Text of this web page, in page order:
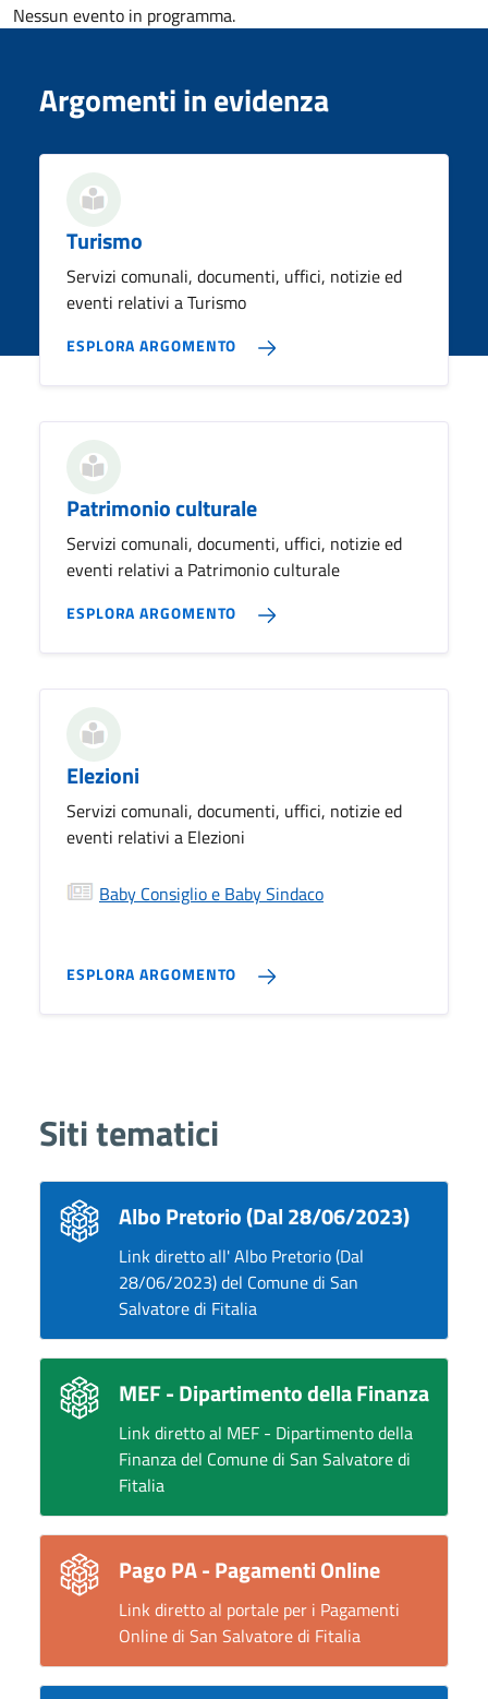
Nessun evento in programma.
Argomenti in evidenza
Turismo
Servizi comunali, documenti, uffici, notizie ed
eventi relativi a Turismo
ESPLORA ARGOMENTO
Patrimonio culturale
Servizi comunali, documenti, uffici, notizie ed
eventi relativi a Patrimonio culturale
ESPLORA ARGOMENTO
Elezioni
Servizi comunali, documenti, uffici, notizie ed
eventi relativi a Elezioni
Baby Consiglio e Baby Sindaco
ESPLORA ARGOMENTO
Siti tematici
Albo Pretorio (Dal 28/06/2023)
Link diretto all' Albo Pretorio (Dal
28/06/2023) del Comune di San
Salvatore di Fitalia
MEF - Dipartimento della Finanza
Link diretto al MEF - Dipartimento della
Finanza del Comune di San Salvatore di
Fitalia
Pago PA - Pagamenti Online
Link diretto al portale per i Pagamenti
Online di San Salvatore di Fitalia